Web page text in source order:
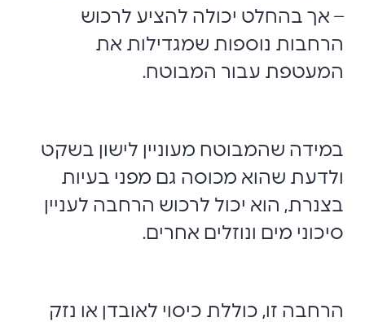
– אך בהחלט יכולה להציע לרכוש
הרחבות נוספות שמגדילות את
המעטפת עבור המבוטח.
במידה שהמבוטח מעוניין לישון בשקט
ולדעת שהוא מכוסה גם מפני בעיות
בצנרת, הוא יכול לרכוש הרחבה לעניין
סיכוני מים ונוזלים אחרים.
הרחבה זו, כוללת כיסוי לאובדן או נזק